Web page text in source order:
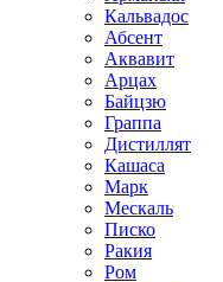
Кальвадос
Абсент
Аквавит
Арцах
Байцзю
Граппа
Дистиллят
Кашаса
Марк
Мескаль
Писко
Ракия
Ром